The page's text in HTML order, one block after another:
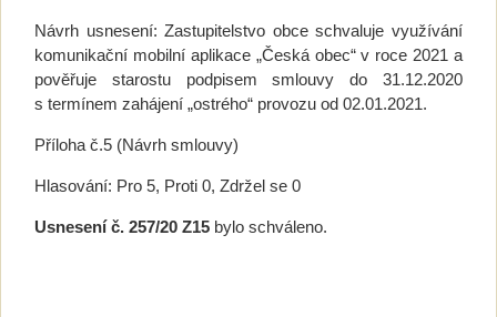
Návrh usnesení: Zastupitelstvo obce schvaluje využívání
komunikační mobilní aplikace „Česká obec“ v roce 2021 a
pověřuje starostu podpisem smlouvy do 31.12.2020
s termínem zahájení „ostrého“ provozu od 02.01.2021.
Příloha č.5 (Návrh smlouvy)
Hlasování: Pro 5, Proti 0, Zdržel se 0
Usnesení č. 257/20 Z15 bylo schváleno.